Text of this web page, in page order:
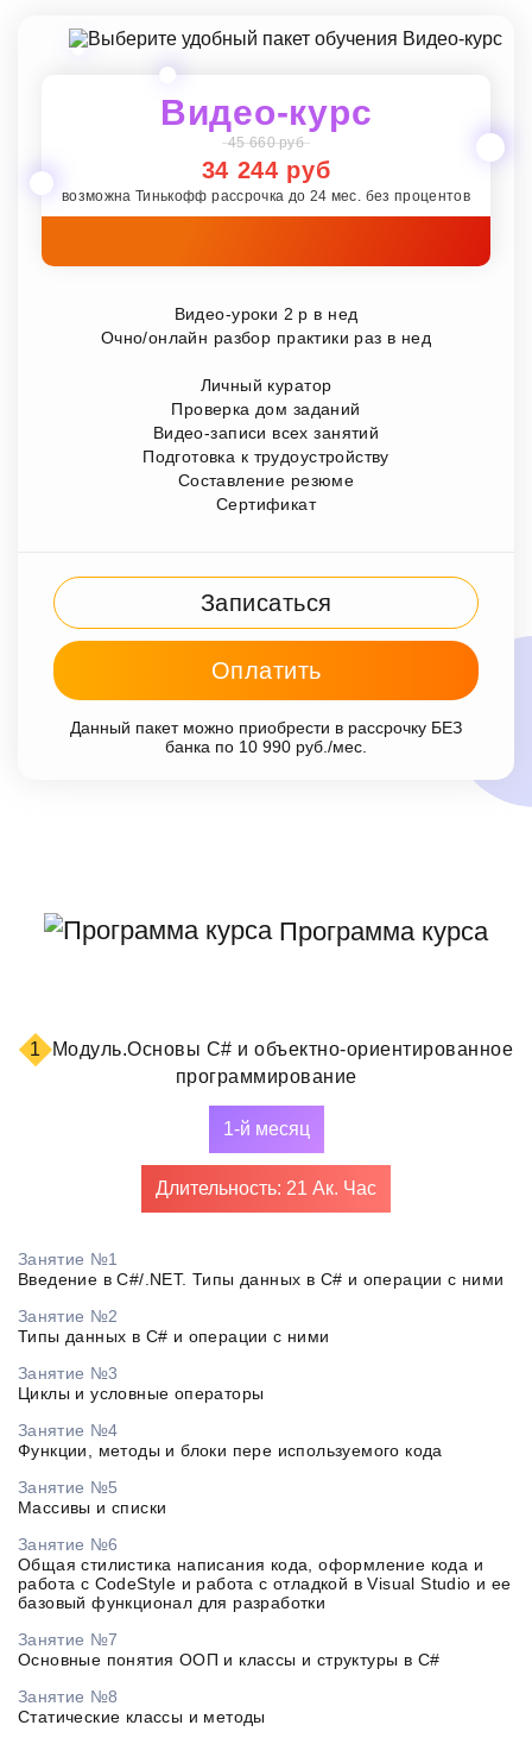
Видео-курс
45 660 руб
34 244 руб
возможна Тинькофф рассрочка до 24 мес. без процентов
Видео-уроки 2 р в нед
Очно/онлайн разбор практики раз в нед
Личный куратор
Проверка дом заданий
Видео-записи всех занятий
Подготовка к трудоустройству
Составление резюме
Сертификат
Записаться
Оплатить
Данный пакет можно приобрести в рассрочку БЕЗ
банка по 10 990 руб./мес.
Программа курса
1 Модуль.Основы C# и объектно-ориентированное
программирование
1-й месяц
Длительность: 21 Ак. Час
Занятие №1
Введение в C#/.NET. Типы данных в C# и операции с ними
Занятие №2
Типы данных в C# и операции с ними
Занятие №3
Циклы и условные операторы
Занятие №4
Функции, методы и блоки пере используемого кода
Занятие №5
Массивы и списки
Занятие №6
Общая стилистика написания кода, оформление кода и
работа с CodeStyle и работа с отладкой в Visual Studio и ее
базовый функционал для разработки
Занятие №7
Основные понятия ООП и классы и структуры в C#
Занятие №8
Статические классы и методы